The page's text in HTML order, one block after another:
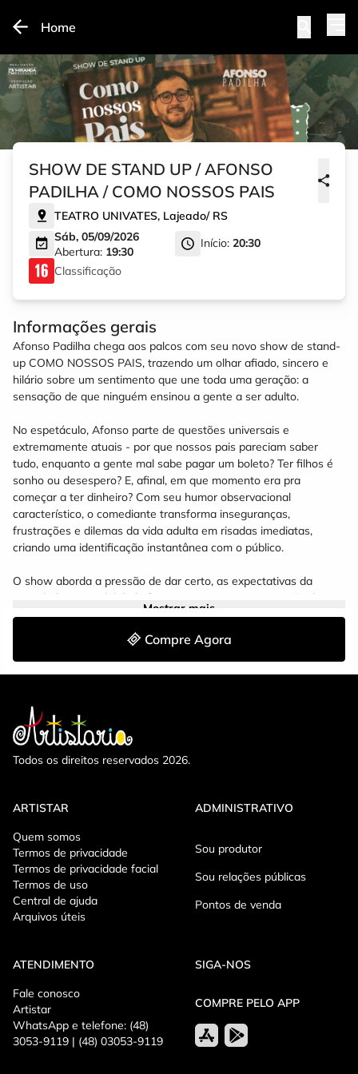
Home
SHOW DE STAND UP / AFONSO
PADILHA / COMO NOSSOS PAIS
TEATRO UNIVATES, Lajeado/ RS
Sáb, 05/09/2026
Abertura: 19:30
Início: 20:30
Classificação
Informações gerais
Afonso Padilha chega aos palcos com seu novo show de stand-
up COMO NOSSOS PAIS, trazendo um olhar afiado, sincero e
hilário sobre um sentimento que une toda uma geração: a
sensação de que ninguém ensinou a gente a ser adulto.
No espetáculo, Afonso parte de questões universais e
extremamente atuais - por que nossos pais pareciam saber
tudo, enquanto a gente mal sabe pagar um boleto? Ter filhos é
sonho ou desespero? E, afinal, em que momento era pra
começar a ter dinheiro? Com seu humor observacional
característico, o comediante transforma inseguranças,
frustrações e dilemas da vida adulta em risadas imediatas,
criando uma identificação instantânea com o público.
O show aborda a pressão de dar certo, as expectativas da
sociedade, a instabilidade financeira e a eterna sensação de
estar sempre atrasado na vida. Sem respostas prontas, mas
com muitas piadas certeiras, Afonso Padilha prova que crescer
não significa saber o que está fazendo e que rir disso tudo
talvez seja a melhor forma de sobreviver à fase adulta. Um show
Mostrar mais
Compre Agora
Todos os direitos reservados 2026.
ARTISTAR
Quem somos
Termos de privacidade
Termos de privacidade facial
Termos de uso
Central de ajuda
Arquivos úteis
ADMINISTRATIVO
Sou produtor
Sou relações públicas
Pontos de venda
ATENDIMENTO
Fale conosco
Artistar
WhatsApp e telefone: (48)
3053-9119 | (48) 03053-9119
SIGA-NOS
COMPRE PELO APP